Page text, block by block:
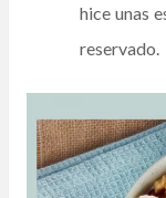
hice unas
reservado.